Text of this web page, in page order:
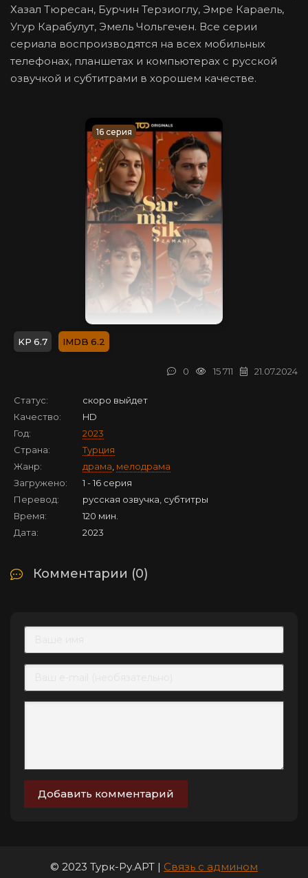
Хазал Тюресан, Бурчин Терзиоглу, Эмре Караель,
Угур Карабулут, Эмель Чольгечен. Все серии
сериала воспроизводятся на всех мобильных
телефонах, планшетах и компьютерах с русской
озвучкой и субтитрами в хорошем качестве.
16 серия
6.7 6.2
Статус:
скоро выйдет
Качество:
HD
Год:
2023
Страна:
Турция
Жанр:
драма мелодрама
Загружено:
1 - 16 серия
Перевод:
русская озвучка, субтитры
Время:
120 мин.
Дата:
2023
21.07.2024
15 711
0
Комментарии (0)
Добавить комментарий
© 2023 Турк-Ру.АРТ | Связь с админом